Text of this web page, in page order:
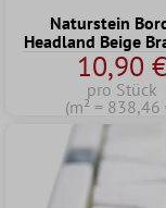
Naturstein
Headland Beige
10,90 €
pro Stück
(m² = 838,46